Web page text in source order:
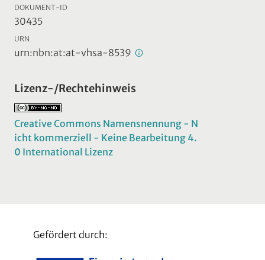
DOKUMENT-ID
30435
URN
urn:nbn:at:at-vhsa-8539
Lizenz-/Rechtehinweis
Creative Commons Namensnennung - N
icht kommerziell - Keine Bearbeitung 4.
0 International Lizenz
Gefördert durch: